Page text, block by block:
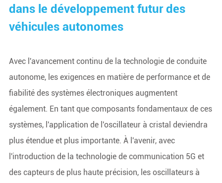
dans le développement futur des
véhicules autonomes
Avec l'avancement continu de la technologie de conduite
autonome, les exigences en matière de performance et de
fiabilité des systèmes électroniques augmentent
également. En tant que composants fondamentaux de ces
systèmes, l'application de l'oscillateur à cristal deviendra
plus étendue et plus importante. À l'avenir, avec
l'introduction de la technologie de communication 5G et
des capteurs de plus haute précision, les oscillateurs à